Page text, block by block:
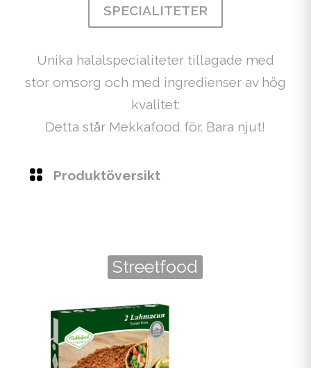
SPECIALITETER
Unika halalspecialiteter tillagade med
stor omsorg och med ingredienser av hög
kvalitet:
Detta står Mekkafood för. Bara njut!
Produktöversikt
Streetfood